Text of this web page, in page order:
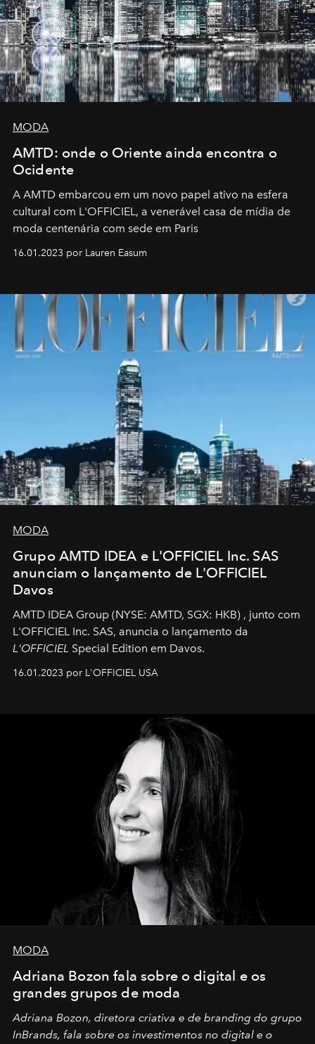
MODA
AMTD: onde o Oriente ainda encontra o
Ocidente
A AMTD embarcou em um novo papel ativo na esfera
cultural com L'OFFICIEL, a venerável casa de mídia de
moda centenária com sede em Paris
16.01.2023 por Lauren Easum
MODA
Grupo AMTD IDEA e L'OFFICIEL Inc. SAS
anunciam o lançamento de L'OFFICIEL
Davos
AMTD IDEA Group (NYSE: AMTD, SGX: HKB) , junto com
L'OFFICIEL Inc. SAS, anuncia o lançamento da
L'OFFICIEL Special Edition em Davos.
16.01.2023 por L'OFFICIEL USA
MODA
Adriana Bozon fala sobre o digital e os
grandes grupos de moda
Adriana Bozon, diretora criativa e de branding do grupo
InBrands, fala sobre os investimentos no digital e o